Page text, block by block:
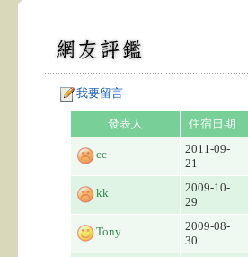
我要留言
發表人 住宿日期
cc
2011-09-
21
kk
2009-10-
29
Tony
2009-08-
30